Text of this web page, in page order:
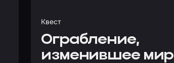
Квест
Ограбление,
изменившее мир